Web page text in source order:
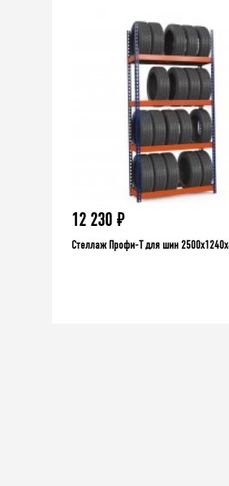
12 230 ₽
Стеллаж Профи-Т для шин